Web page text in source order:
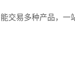
交易多种产品，一